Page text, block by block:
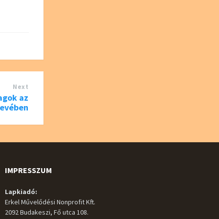
Next
az
IMPRESSZUM
Lapkiadó:
Erkel Művelődési Nonprofit Kft.
2092 Budakeszi, Fő utca 108.